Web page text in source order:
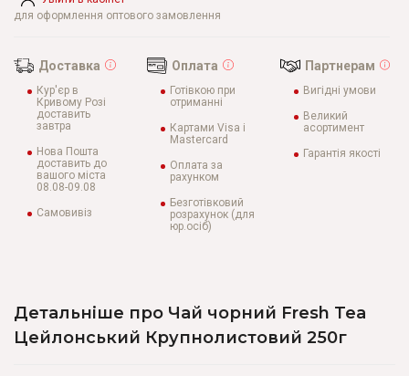
для оформлення оптового замовлення
Доставка
Кур'єр в
Кривому Розі
доставить
завтра
Нова Пошта
доставить до
вашого міста
08.08-09.08
Самовивіз
Оплата
Готівкою при
отриманні
Картами Visa і
Mastercard
Оплата за
рахунком
Безготівковий
розрахунок (для
юр.осіб)
Партнерам
Вигідні умови
Великий
асортимент
Гарантія якості
Детальніше про Чай чорний Fresh Tea
Цейлонський Крупнолистовий 250г